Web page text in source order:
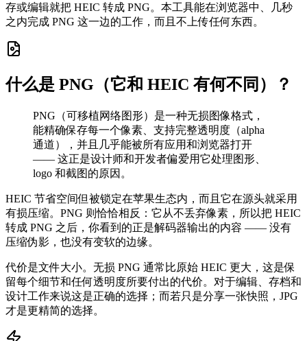
存或编辑就把 HEIC 转成 PNG。本工具能在浏览器中、几秒
之内完成 PNG 这一边的工作，而且不上传任何东西。
什么是 PNG（它和 HEIC 有何不同）？
PNG（可移植网络图形）是一种无损图像格式，
能精确保存每一个像素、支持完整透明度（alpha
通道），并且几乎能被所有应用和浏览器打开
—— 这正是设计师和开发者偏爱用它处理图形、
logo 和截图的原因。
HEIC 节省空间但被锁定在苹果生态内，而且它在源头就采用
有损压缩。PNG 则恰恰相反：它从不丢弃像素，所以把 HEIC
转成 PNG 之后，你看到的正是解码器输出的内容 —— 没有
压缩伪影，也没有变软的边缘。
代价是文件大小。无损 PNG 通常比原始 HEIC 更大，这是保
留每个细节和任何透明度所要付出的代价。对于编辑、存档和
设计工作来说这是正确的选择；而若只是分享一张快照，JPG
才是更精简的选择。